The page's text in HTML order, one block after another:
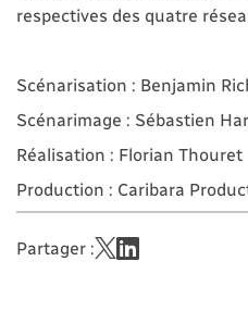
respectives des quatre
Scénarisation : Benjamin
Scénarimage : Sébastien
Réalisation : Florian Thouret
Production : Caribara
Partager :